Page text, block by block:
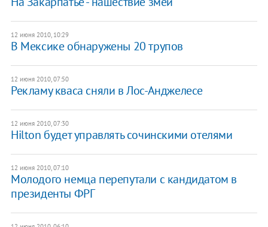
12 июня 2010, 10:29
В Мексике обнаружены 20 трупов
12 июня 2010, 07:50
Рекламу кваса сняли в Лос-Анджелесе
12 июня 2010, 07:30
Hilton будет управлять сочинскими отелями
12 июня 2010, 07:10
Молодого немца перепутали с кандидатом в
президенты ФРГ